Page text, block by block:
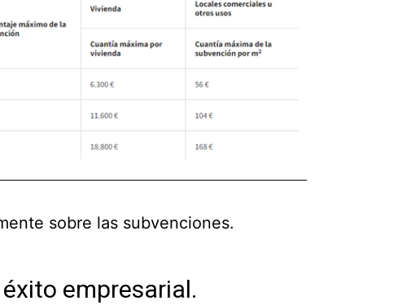
sobre las subvenciones.
empresarial.